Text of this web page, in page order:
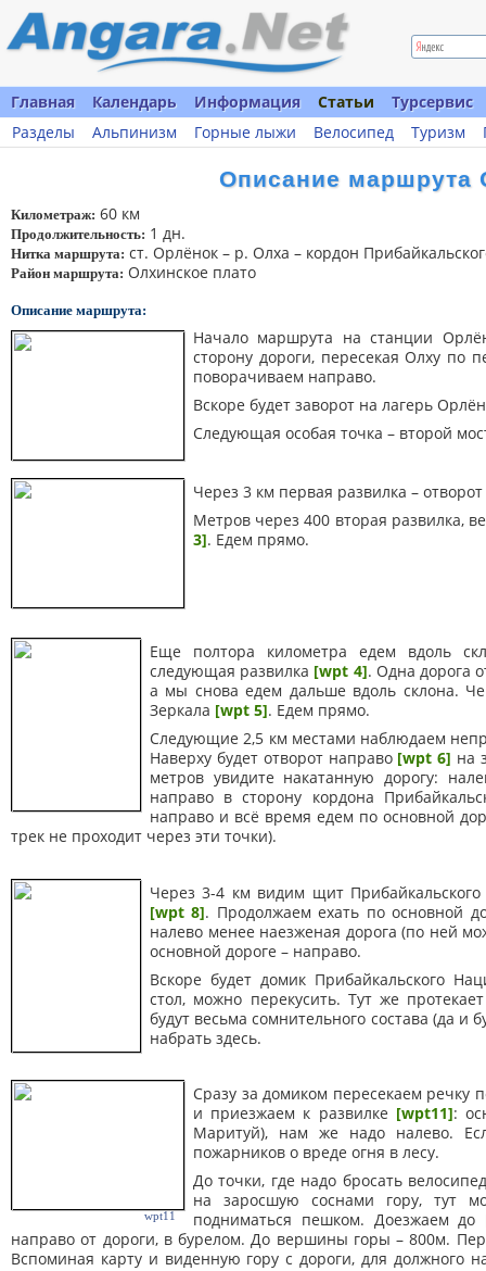
Главная Календарь Информация Статьи
Турсервис
Разделы
Альпинизм Горные лыжи Велосипед Туризм
Описание маршрута
Километраж: 60 км
Продолжительность: 1 дн.
Нитка маршрута: ст. Орлёнок – р. Олха – кордон
Район маршрута: Олхинское плато
Описание маршрута:
Начало маршрута на станции
сторону дороги, пересекая Олху по
поворачиваем направо.
Вскоре будет заворот на лагерь
Следующая особая точка – второй
Через 3 км первая развилка –
Метров через 400 вторая развилка,
3]. Едем прямо.
Еще полтора километра едем вдоль
следующая развилка [wpt 4]. Одна дорога
а мы снова едем дальше вдоль склона.
Зеркала [wpt 5]. Едем прямо.
Следующие 2,5 км местами наблюдаем
Наверху будет отворот направо [wpt 6] на
метров увидите накатанную дорогу:
направо в сторону кордона
направо и всё время едем по основной
трек не проходит через эти точки).
Через 3-4 км видим щит
[wpt 8]. Продолжаем ехать по основной
налево менее наезженая дорога (по ней
основной дороге – направо.
Вскоре будет домик Прибайкальского
стол, можно перекусить. Тут же
будут весьма сомнительного состава (да и
набрать здесь.
wpt11
Сразу за домиком пересекаем
и приезжаем к развилке [wpt11]:
Маритуй), нам же надо налево.
пожарников о вреде огня в лесу.
До точки, где надо бросать
на заросшую соснами гору, тут
подниматься пешком. Доезжаем до
направо от дороги, в бурелом. До вершины горы – 800м.
Вспоминая карту и виденную гору с дороги, для должного